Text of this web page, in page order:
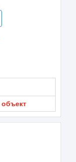
объект